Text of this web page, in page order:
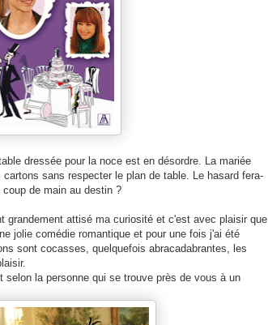
dressée pour la noce est en désordre. La mariée
sans respecter le plan de table. Le hasard fera-
de main au destin ?
grandement attisé ma curiosité et c'est avec plaisir que
jolie comédie romantique et pour une fois j'ai été
sont cocasses, quelquefois abracadabrantes, les
selon la personne qui se trouve près de vous à un